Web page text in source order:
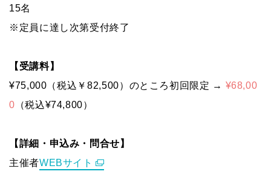
15名
※定員に達し次第受付終了
【受講料】
¥75,000（税込￥82,500）のところ初回限定 → ¥68,00
0 （税込¥74,800）
【詳細・申込み・問合せ】
主催者WEBサイト